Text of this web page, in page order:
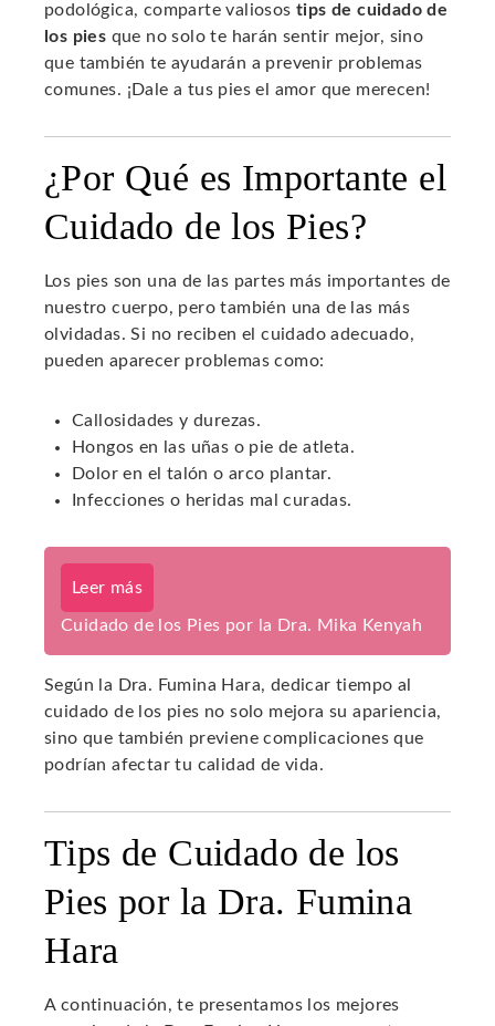
podológica, comparte valiosos tips de cuidado de
los pies que no solo te harán sentir mejor, sino
que también te ayudarán a prevenir problemas
comunes. ¡Dale a tus pies el amor que merecen!
¿Por Qué es Importante el
Cuidado de los Pies?
Los pies son una de las partes más importantes de
nuestro cuerpo, pero también una de las más
olvidadas. Si no reciben el cuidado adecuado,
pueden aparecer problemas como:
Callosidades y durezas.
Hongos en las uñas o pie de atleta.
Dolor en el talón o arco plantar.
Infecciones o heridas mal curadas.
Leer más
Cuidado de los Pies por la Dra. Mika Kenyah
Según la Dra. Fumina Hara, dedicar tiempo al
cuidado de los pies no solo mejora su apariencia,
sino que también previene complicaciones que
podrían afectar tu calidad de vida.
Tips de Cuidado de los
Pies por la Dra. Fumina
Hara
A continuación, te presentamos los mejores